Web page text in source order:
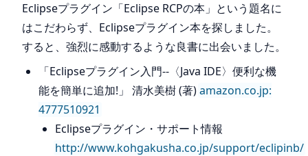
Eclipseプラグイン「Eclipse RCPの本」という題名に
はこだわらず、Eclipseプラグイン本を探しました。
すると、強烈に感動するような良書に出会いました。
「Eclipseプラグイン入門--〈Java IDE〉便利な機
能を簡単に追加!」 清水美樹 (著)amazon.co.jp:
4777510921
Eclipseプラグイン・サポート情報
http://www.kohgakusha.co.jp/support/eclipinb/